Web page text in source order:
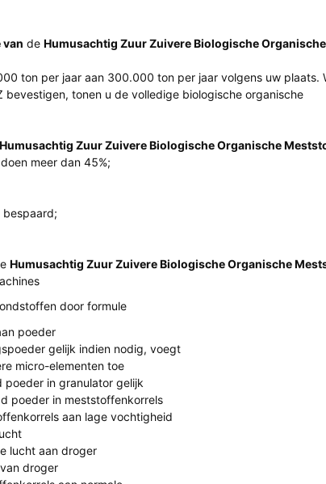
van de Humusachtig Zuur Zuivere Biologische Organische
ton per jaar aan 300.000 ton per jaar volgens uw plaats.
tonen u de volledige biologische organische
Humusachtig Zuur Zuivere Biologische Organische
meer dan 45%;
bespaard;
Humusachtig Zuur Zuivere Biologische Organische
door formule
poeder
gelijk indien nodig, voegt
micro-elementen toe
poeder in granulator gelijk
poeder in meststoffenkorrels
aan lage vochtigheid
lucht aan droger
droger